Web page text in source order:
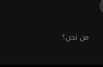
من نحن؟